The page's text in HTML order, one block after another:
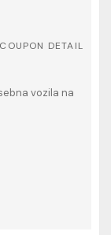
COUPON DETAIL
vozila na